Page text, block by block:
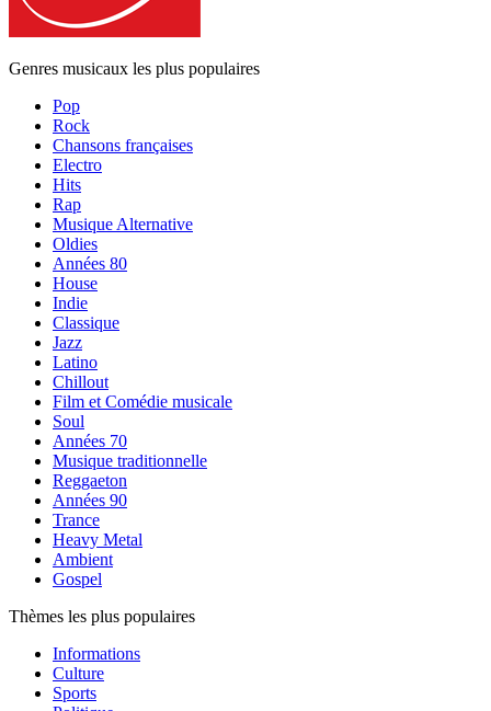
Genres musicaux les plus populaires
Pop
Rock
Chansons françaises
Electro
Hits
Rap
Musique Alternative
Oldies
Années 80
House
Indie
Classique
Jazz
Latino
Chillout
Film et Comédie musicale
Soul
Années 70
Musique traditionnelle
Reggaeton
Années 90
Trance
Heavy Metal
Ambient
Gospel
Thèmes les plus populaires
Informations
Culture
Sports